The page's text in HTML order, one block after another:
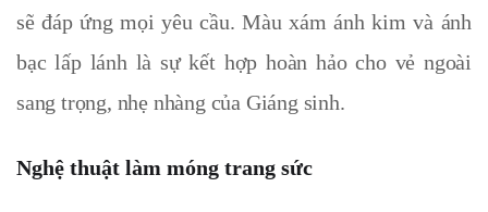
sẽ đáp ứng mọi yêu cầu. Màu xám ánh kim và ánh
bạc lấp lánh là sự kết hợp hoàn hảo cho vẻ ngoài
sang trọng, nhẹ nhàng của Giáng sinh.
Nghệ thuật làm móng trang sức